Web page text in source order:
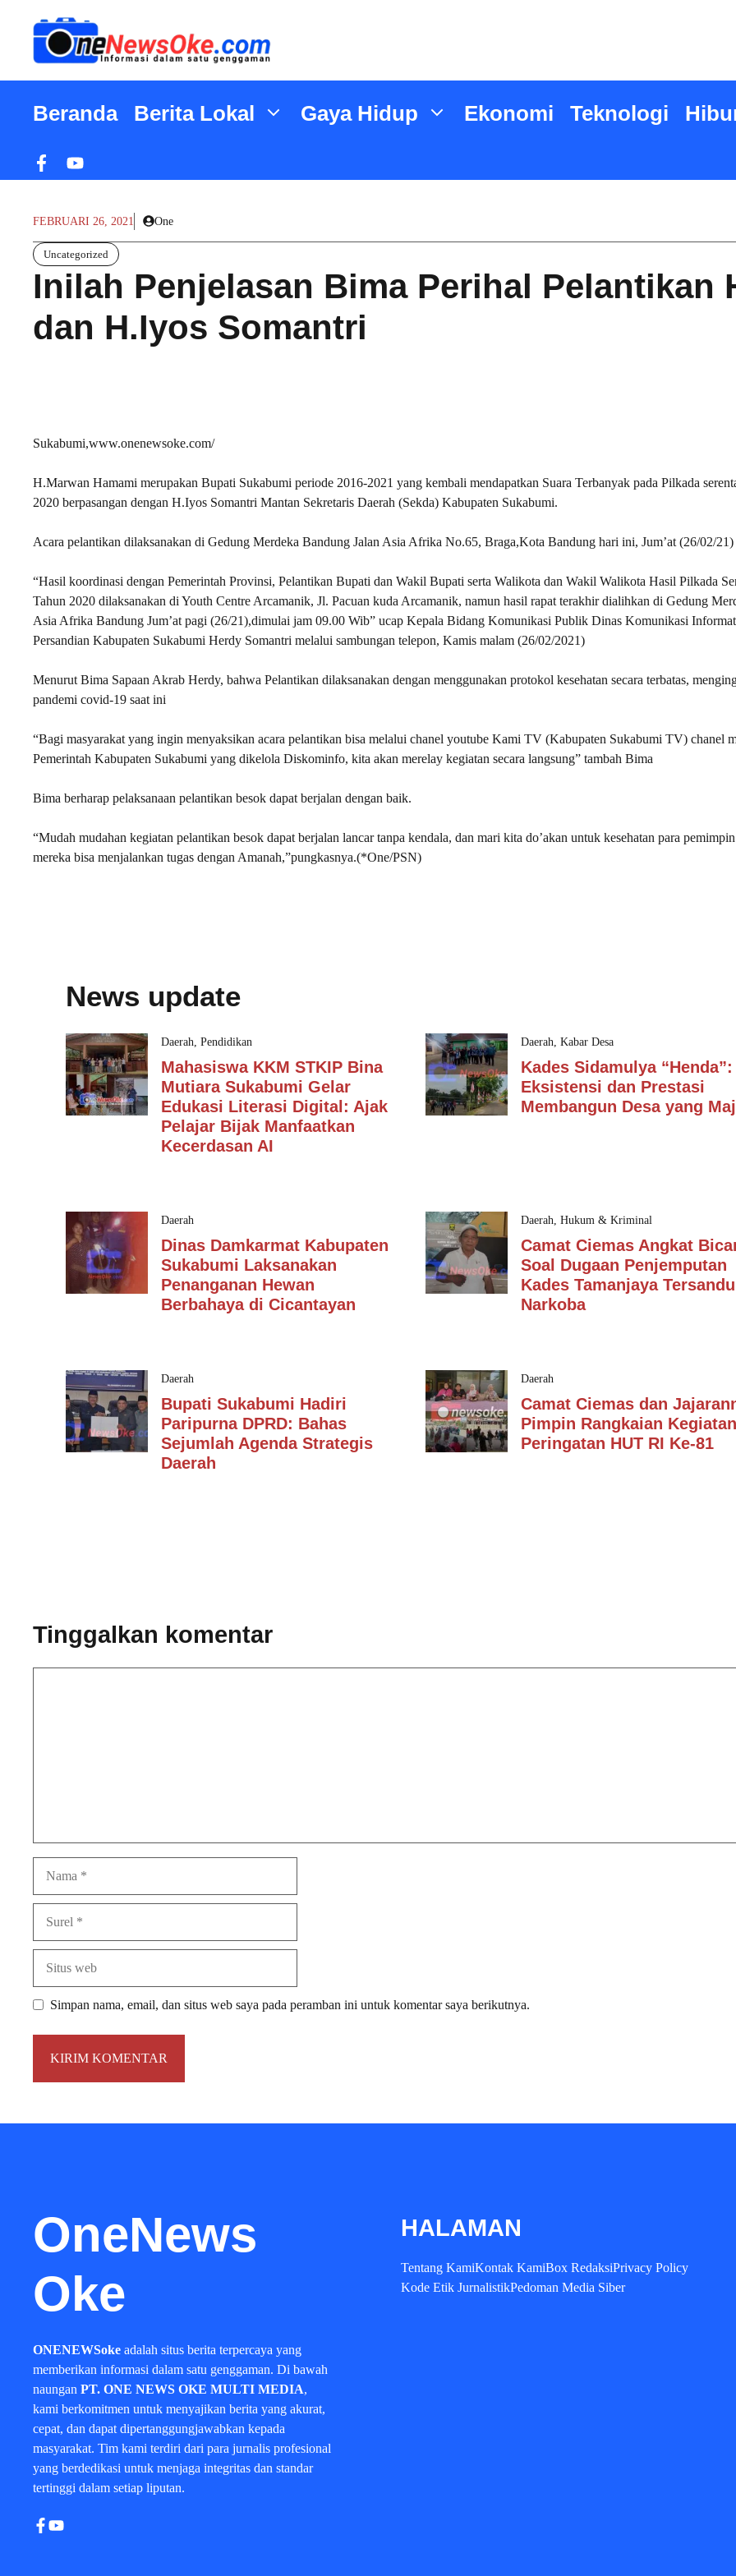
Beranda Berita Lokal Gaya Hidup Ekonomi Teknologi
FEBRUARI 26, 2021 One
Uncategorized
Inilah Penjelasan Bima Perihal Pelantikan
dan H.Iyos Somantri
Sukabumi,www.onenewsoke.com/
H.Marwan Hamami merupakan Bupati Sukabumi periode 2016-2021 yang kembali mendapatkan Suara Terbanyak pada Pilkada
2020 berpasangan dengan H.Iyos Somantri Mantan Sekretaris Daerah (Sekda) Kabupaten Sukabumi.
Acara pelantikan dilaksanakan di Gedung Merdeka Bandung Jalan Asia Afrika No.65, Braga,Kota Bandung hari ini, Jum’at (26/02/21)
“Hasil koordinasi dengan Pemerintah Provinsi, Pelantikan Bupati dan Wakil Bupati serta Walikota dan Wakil Walikota Hasil Pilkada
Tahun 2020 dilaksanakan di Youth Centre Arcamanik, Jl. Pacuan kuda Arcamanik, namun hasil rapat terakhir dialihkan di Gedung
Asia Afrika Bandung Jum’at pagi (26/21),dimulai jam 09.00 Wib” ucap Kepala Bidang Komunikasi Publik Dinas Komunikasi
Persandian Kabupaten Sukabumi Herdy Somantri melalui sambungan telepon, Kamis malam (26/02/2021)
Menurut Bima Sapaan Akrab Herdy, bahwa Pelantikan dilaksanakan dengan menggunakan protokol kesehatan secara terbatas,
pandemi covid-19 saat ini
“Bagi masyarakat yang ingin menyaksikan acara pelantikan bisa melalui chanel youtube Kami TV (Kabupaten Sukabumi TV) chanel
Pemerintah Kabupaten Sukabumi yang dikelola Diskominfo, kita akan merelay kegiatan secara langsung” tambah Bima
Bima berharap pelaksanaan pelantikan besok dapat berjalan dengan baik.
“Mudah mudahan kegiatan pelantikan besok dapat berjalan lancar tanpa kendala, dan mari kita do’akan untuk kesehatan para
mereka bisa menjalankan tugas dengan Amanah,”pungkasnya.(*One/PSN)
News update
Daerah Pendidikan
Mahasiswa KKM STKIP Bina
Mutiara Sukabumi Gelar
Edukasi Literasi Digital: Ajak
Pelajar Bijak Manfaatkan
Kecerdasan AI
Daerah Kabar Desa
Kades Sidamulya “Henda”:
Eksistensi dan Prestasi
Membangun Desa yang
Daerah
Dinas Damkarmat Kabupaten
Sukabumi Laksanakan
Penanganan Hewan
Berbahaya di Cicantayan
Daerah Hukum & Kriminal
Camat Ciemas Angkat
Soal Dugaan Penjemputan
Kades Tamanjaya
Narkoba
Daerah
Bupati Sukabumi Hadiri
Paripurna DPRD: Bahas
Sejumlah Agenda Strategis
Daerah
Daerah
Camat Ciemas dan
Pimpin Rangkaian Kegiatan
Peringatan HUT RI Ke-81
Tinggalkan komentar
Simpan nama, email, dan situs web saya pada peramban ini untuk komentar saya berikutnya.
OneNews
Oke
ONENEWSoke adalah situs berita terpercaya yang
memberikan informasi dalam satu genggaman. Di bawah
naungan PT. ONE NEWS OKE MULTI MEDIA,
kami berkomitmen untuk menyajikan berita yang akurat,
cepat, dan dapat dipertanggungjawabkan kepada
masyarakat. Tim kami terdiri dari para jurnalis profesional
yang berdedikasi untuk menjaga integritas dan standar
tertinggi dalam setiap liputan.
HALAMAN
Tentang KamiKontak KamiBox RedaksiPrivacy Policy
Kode Etik JurnalistikPedoman Media Siber